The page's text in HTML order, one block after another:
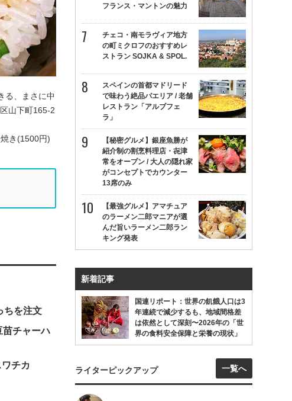
る、まさに中
山下町165-2
き(1500円)
ちを注文
苗チャーハ
チカ
フランス・マントンの魅力
チェコ・南モラヴィア地方
の町ミクロフのおすすめレ
ストラン SOJKA & SPOL.
スペインの首都マドリード
で味わう絶品パエリア / 老舗
レストラン「アルブフェ
ラ」
【秘密グルメ】銀座魚勝が
紹介制の割烹料理店・㐂津
常をオープン / 大人の隠れ家
がコンセプトでカウンター
13席のみ
【最強グルメ】アマチュア
のラーメン二郎マニアが選
んだ旨いラーメン二郎ラン
キング発表
新着記事
国連リポート：世界の飢餓人口は3
年連続で減少するも、地域間格差
は依然として深刻〜2026年の「世
界の食料安全保障と栄養の現状」
ライターピックアップ 一覧へ